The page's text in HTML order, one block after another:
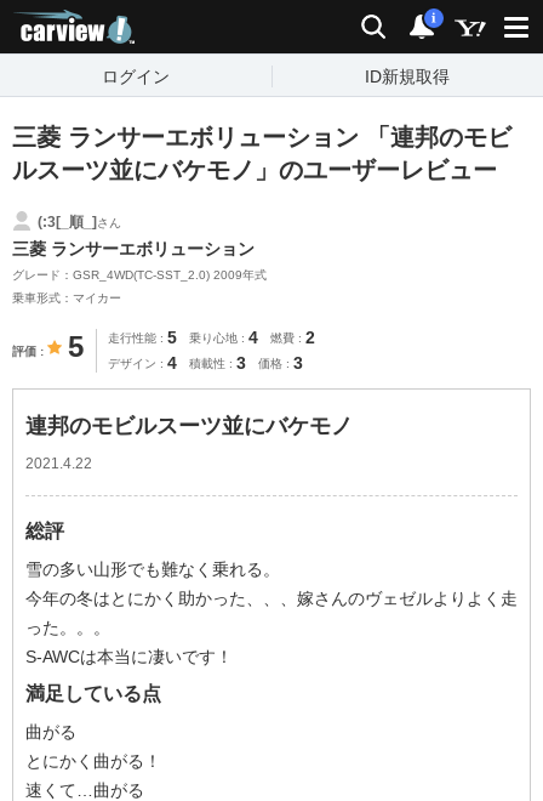
検索 通知
i
ログイン ID新規取得
三菱 ランサーエボリューション 「連邦のモビ
ルスーツ並にバケモノ」のユーザーレビュー
(:3[_順_]さん
三菱 ランサーエボリューション
グレード：GSR_4WD(TC-SST_2.0) 2009年式
乗車形式：マイカー
評価 5 走行性能 5 乗り心地 4 燃費 2
デザイン 4 積載性 3 価格 3
連邦のモビルスーツ並にバケモノ
2021.4.22
総評
雪の多い山形でも難なく乗れる。
今年の冬はとにかく助かった、、、嫁さんのヴェゼルよりよく走
った。。。
S-AWCは本当に凄いです！
満足している点
曲がる
とにかく曲がる！
速くて…曲がる